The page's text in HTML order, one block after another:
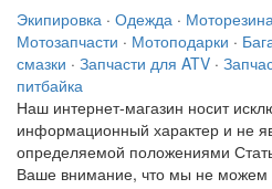
Экипировка · Одежда ·
Мотозапчасти · Мотоподарки ·
смазки · Запчасти для ATV ·
питбайка
Наш интернет-магазин носит
информационный характер и не
определяемой положениями
Ваше внимание, что мы не можем